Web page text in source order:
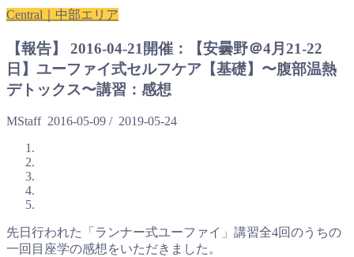
Central｜中部エリア
【報告】 2016-04-21開催：【安曇野＠4月21-22
日】ユーファイ式セルフケア【基礎】〜腹部温熱
デトックス〜講習：感想
MStaff 2016-05-09 / 2019-05-24
先日行われた「ランナー式ユーファイ」講習全4回のうちの
一回目座学の感想をいただきました。